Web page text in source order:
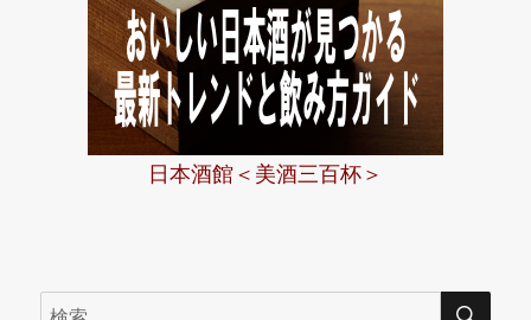
日本酒館＜美酒三百杯＞
検
検